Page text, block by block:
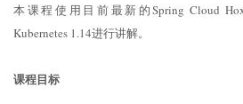
本课程使用目前最新的Spring Cloud
Kubernetes 1.14进行讲解。
课程目标